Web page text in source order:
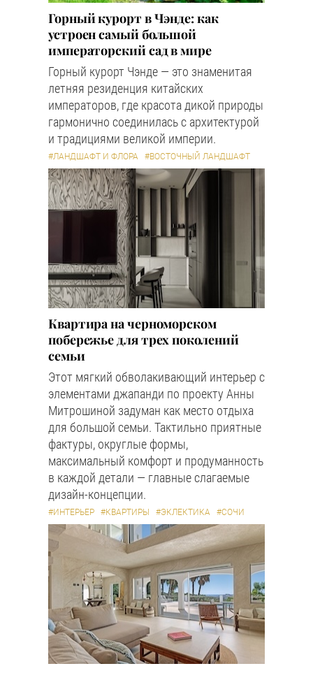
Горный курорт в Чэнде: как
устроен самый большой
императорский сад в мире
Горный курорт Чэнде — это знаменитая
летняя резиденция китайских
императоров, где красота дикой природы
гармонично соединилась с архитектурой
и традициями великой империи.
#ЛАНДШАФТ И ФЛОРА #ВОСТОЧНЫЙ ЛАНДШАФТ
Квартира на черноморском
побережье для трех поколений
семьи
Этот мягкий обволакивающий интерьер с
элементами джапанди по проекту Анны
Митрошиной задуман как место отдыха
для большой семьи. Тактильно приятные
фактуры, округлые формы,
максимальный комфорт и продуманность
в каждой детали — главные слагаемые
дизайн-концепции.
#ИНТЕРЬЕР #КВАРТИРЫ #ЭКЛЕКТИКА #СОЧИ